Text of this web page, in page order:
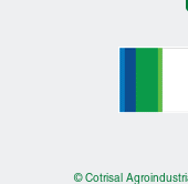
© Cotrisal